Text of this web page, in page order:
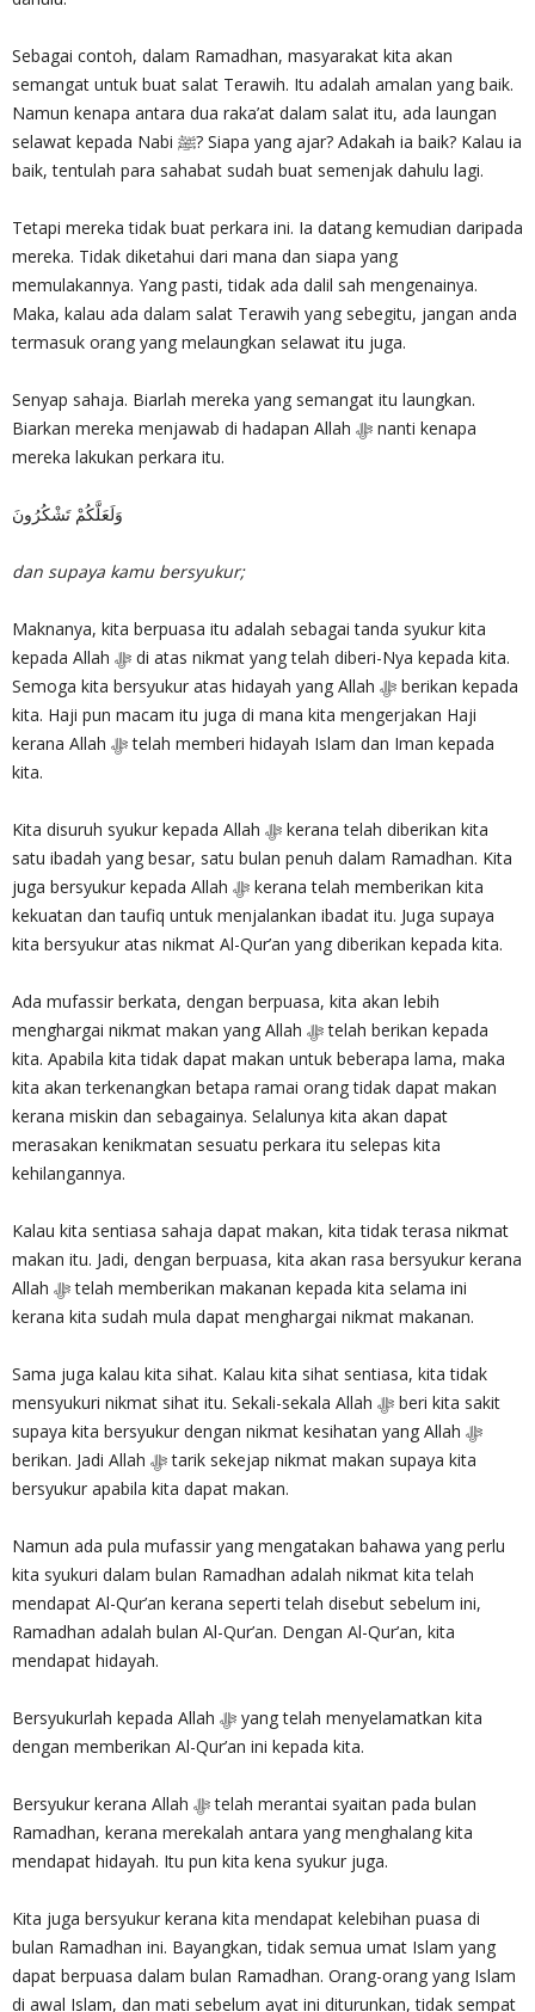
Sebagai contoh, dalam Ramadhan, masyarakat kita akan
semangat untuk buat salat Terawih. Itu adalah amalan yang baik.
Namun kenapa antara dua raka’at dalam salat itu, ada laungan
selawat kepada Nabi ﷺ? Siapa yang ajar? Adakah ia baik? Kalau ia
baik, tentulah para sahabat sudah buat semenjak dahulu lagi.
Tetapi mereka tidak buat perkara ini. Ia datang kemudian daripada
mereka. Tidak diketahui dari mana dan siapa yang
memulakannya. Yang pasti, tidak ada dalil sah mengenainya.
Maka, kalau ada dalam salat Terawih yang sebegitu, jangan anda
termasuk orang yang melaungkan selawat itu juga.
Senyap sahaja. Biarlah mereka yang semangat itu laungkan.
Biarkan mereka menjawab di hadapan Allah ‎ﷻ nanti kenapa
mereka lakukan perkara itu.
وَلَعَلَّكُمْ تَشْكُرُونَ
dan supaya kamu bersyukur;
Maknanya, kita berpuasa itu adalah sebagai tanda syukur kita
kepada Allah ‎ﷻ di atas nikmat yang telah diberi-Nya kepada kita.
Semoga kita bersyukur atas hidayah yang Allah ‎ﷻ berikan kepada
kita. Haji pun macam itu juga di mana kita mengerjakan Haji
kerana Allah ‎ﷻ telah memberi hidayah Islam dan Iman kepada
kita.
Kita disuruh syukur kepada Allah ‎ﷻ kerana telah diberikan kita
satu ibadah yang besar, satu bulan penuh dalam Ramadhan. Kita
juga bersyukur kepada Allah ‎ﷻ kerana telah memberikan kita
kekuatan dan taufiq untuk menjalankan ibadat itu. Juga supaya
kita bersyukur atas nikmat Al-Qur’an yang diberikan kepada kita.
Ada mufassir berkata, dengan berpuasa, kita akan lebih
menghargai nikmat makan yang Allah ‎ﷻ telah berikan kepada
kita. Apabila kita tidak dapat makan untuk beberapa lama, maka
kita akan terkenangkan betapa ramai orang tidak dapat makan
kerana miskin dan sebagainya. Selalunya kita akan dapat
merasakan kenikmatan sesuatu perkara itu selepas kita
kehilangannya.
Kalau kita sentiasa sahaja dapat makan, kita tidak terasa nikmat
makan itu. Jadi, dengan berpuasa, kita akan rasa bersyukur kerana
Allah ‎ﷻ telah memberikan makanan kepada kita selama ini
kerana kita sudah mula dapat menghargai nikmat makanan.
Sama juga kalau kita sihat. Kalau kita sihat sentiasa, kita tidak
mensyukuri nikmat sihat itu. Sekali-sekala Allah ‎ﷻ beri kita sakit
supaya kita bersyukur dengan nikmat kesihatan yang Allah ‎ﷻ
berikan. Jadi Allah ‎ﷻ tarik sekejap nikmat makan supaya kita
bersyukur apabila kita dapat makan.
Namun ada pula mufassir yang mengatakan bahawa yang perlu
kita syukuri dalam bulan Ramadhan adalah nikmat kita telah
mendapat Al-Qur’an kerana seperti telah disebut sebelum ini,
Ramadhan adalah bulan Al-Qur’an. Dengan Al-Qur’an, kita
mendapat hidayah.
Bersyukurlah kepada Allah ‎ﷻ yang telah menyelamatkan kita
dengan memberikan Al-Qur’an ini kepada kita.
Bersyukur kerana Allah ‎ﷻ telah merantai syaitan pada bulan
Ramadhan, kerana merekalah antara yang menghalang kita
mendapat hidayah. Itu pun kita kena syukur juga.
Kita juga bersyukur kerana kita mendapat kelebihan puasa di
bulan Ramadhan ini. Bayangkan, tidak semua umat Islam yang
dapat berpuasa dalam bulan Ramadhan. Orang-orang yang Islam
di awal Islam, dan mati sebelum ayat ini diturunkan, tidak sempat